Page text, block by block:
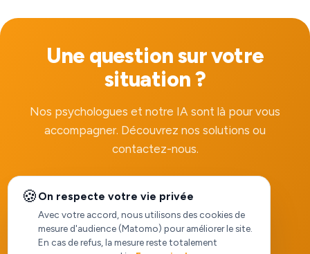
Une question sur votre
situation ?
Nos psychologues et notre IA sont là pour vous
accompagner. Découvrez nos solutions ou
contactez-nous.
Voir nos solutions
Nous contacter
🍪 On respecte votre vie privée
Avec votre accord, nous utilisons des cookies de
mesure d'audience (Matomo) pour améliorer le site.
En cas de refus, la mesure reste totalement